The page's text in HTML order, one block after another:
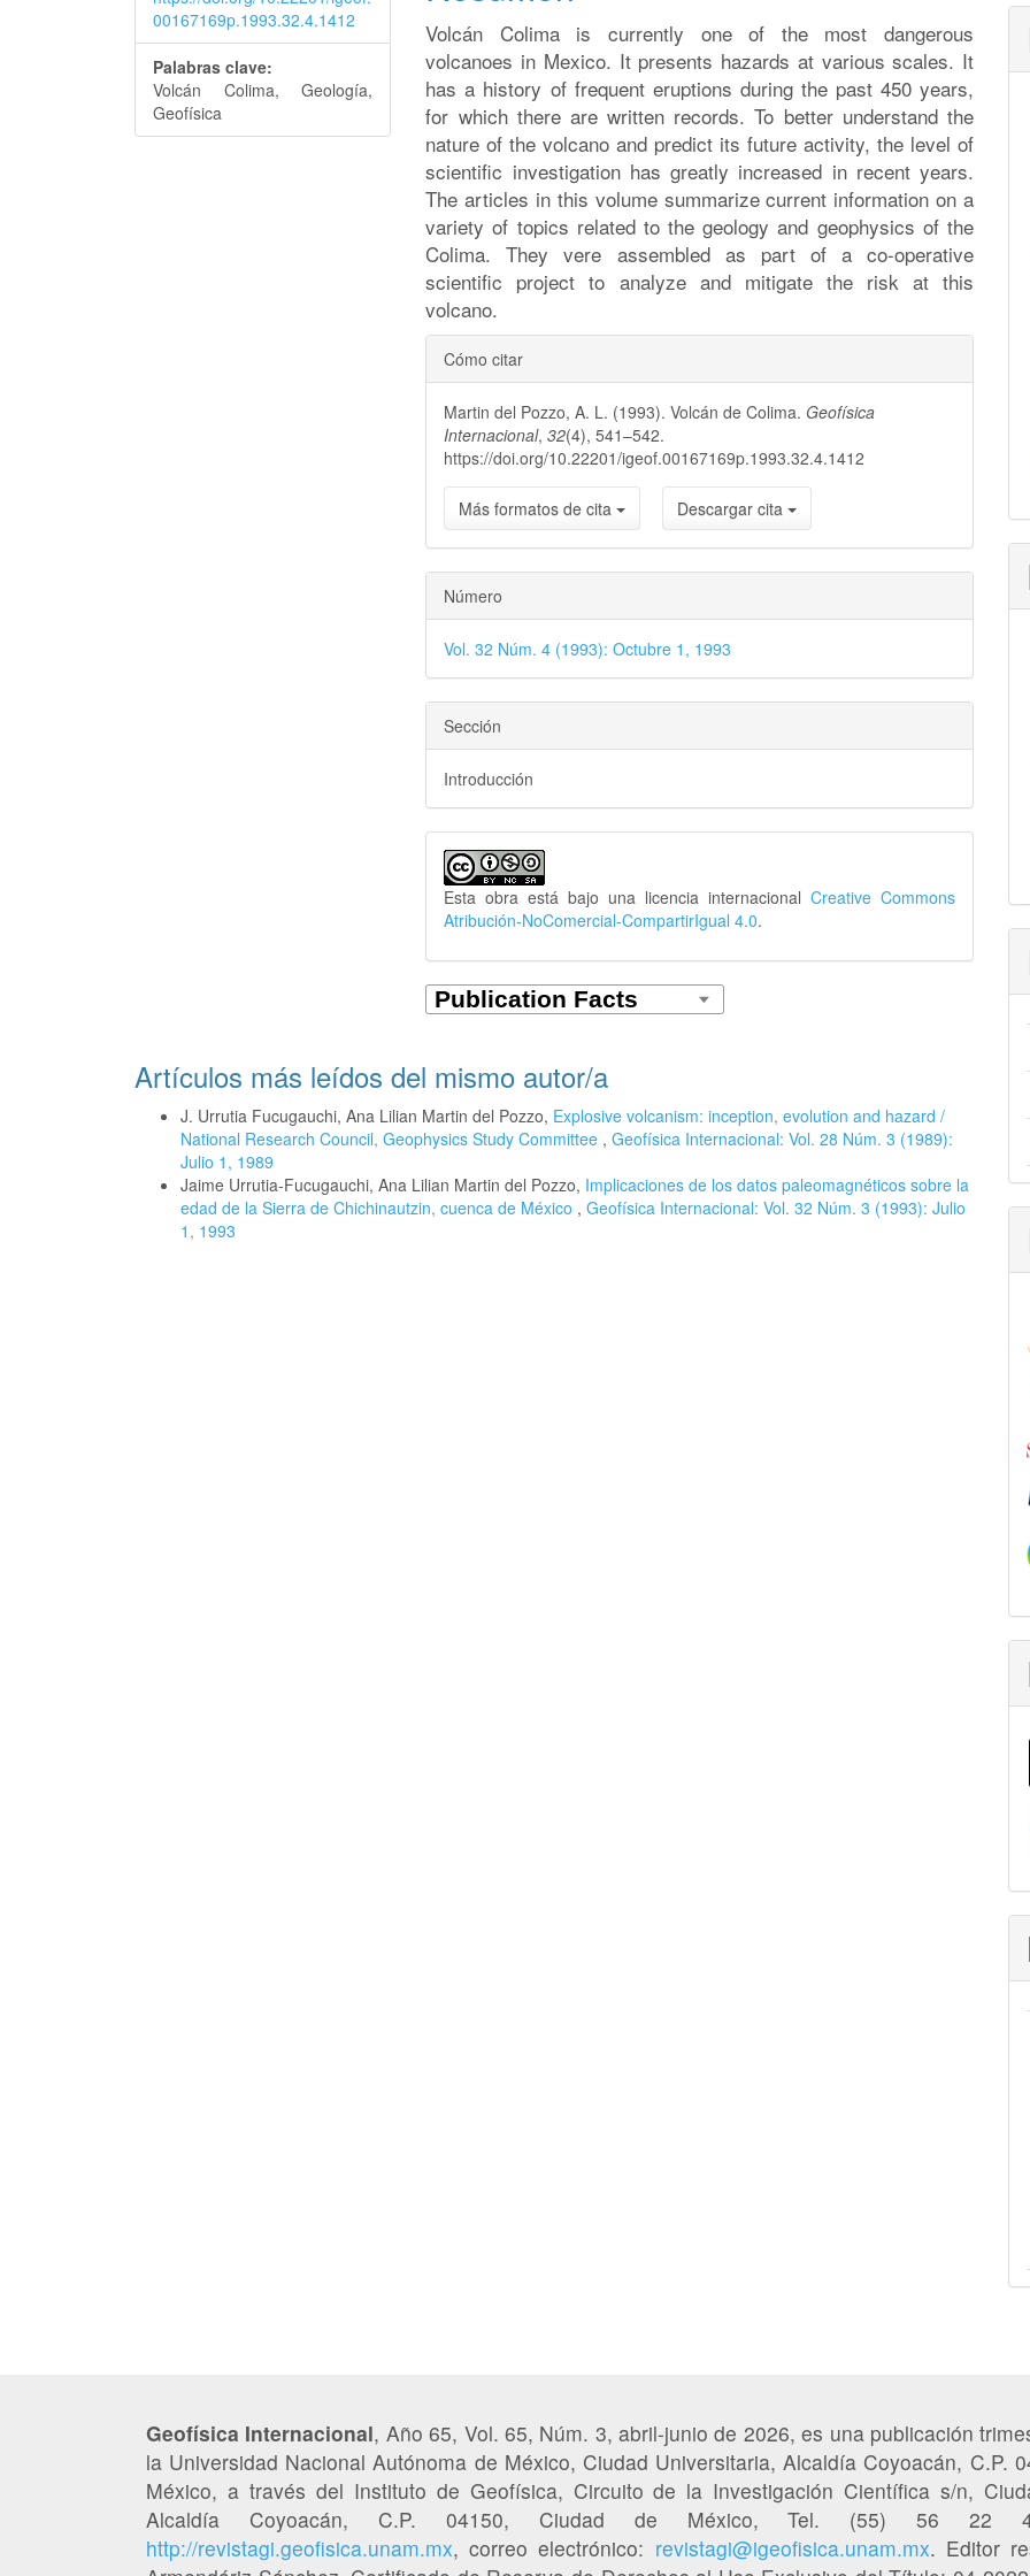
00167169p.1993.32.4.1412
Palabras clave:
Volcán Colima, Geología,
Geofísica
Volcán Colima is currently one of the most dangerous
volcanoes in Mexico. It presents hazards at various scales. It
has a history of frequent eruptions during the past 450 years,
for which there are written records. To better understand the
nature of the volcano and predict its future activity, the level of
scientific investigation has greatly increased in recent years.
The articles in this volume summarize current information on a
variety of topics related to the geology and geophysics of the
Colima. They vere assembled as part of a co-operative
scientific project to analyze and mitigate the risk at this
volcano.
Detalles
del
artículo
Cómo citar
Martin del Pozzo, A. L. (1993). Volcán de Colima. Geofísica
Internacional,32(4), 541–542.
https://doi.org/10.22201/igeof.00167169p.1993.32.4.1412
Más formatos de cita Descargar cita
Número
Vol. 32 Núm. 4 (1993): Octubre 1, 1993
Sección
Introducción
Esta obra está bajo una licencia internacionalCreative Commons
Atribución-NoComercial-CompartirIgual 4.0.
Artículos más leídos del mismo autor/a
J. Urrutia Fucugauchi, Ana Lilian Martin del Pozzo, Explosive volcanism: inception, evolution and hazard /
National Research Council, Geophysics Study Committee , Geofísica Internacional: Vol. 28 Núm. 3 (1989):
Julio 1, 1989
Jaime Urrutia-Fucugauchi, Ana Lilian Martin del Pozzo, Implicaciones de los datos paleomagnéticos sobre la
edad de la Sierra de Chichinautzin, cuenca de México , Geofísica Internacional: Vol. 32 Núm. 3 (1993): Julio
1, 1993
Geofísica Internacional, Año 65, Vol. 65, Núm. 3, abril-junio de 2026, es una publicación
la Universidad Nacional Autónoma de México, Ciudad Universitaria, Alcaldía Coyoacán, C.P.
México, a través del Instituto de Geofísica, Circuito de la Investigación Científica s/n,
Alcaldía Coyoacán, C.P. 04150, Ciudad de México, Tel. (55) 56 22
http://revistagi.geofisica.unam.mx, correo electrónico: revistagi@igeofisica.unam.mx. Editor